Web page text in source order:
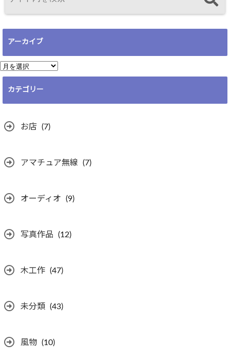
アーカイブ
ア
ー
イ
カテゴリー
お店 (7)
アマチュア無線 (7)
オーディオ (9)
写真作品 (12)
木工作 (47)
未分類 (43)
風物 (10)